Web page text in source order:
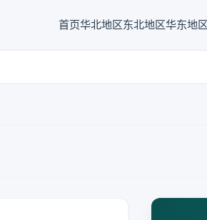
首页华北地区东北地区华东地区